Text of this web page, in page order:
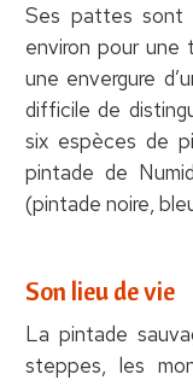
Ses pattes sont
environ pour une
une envergure
difficile de
six espèces de
pintade de
(pintade noire,
Son lieu de vie
La pintade
steppes, les